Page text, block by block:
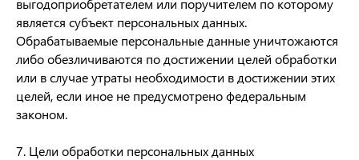
является субъект персональных данных.
Обрабатываемые персональные данные уничтожаются
либо обезличиваются по достижении целей обработки
или в случае утраты необходимости в достижении этих
целей, если иное не предусмотрено федеральным
законом.
7. Цели обработки персональных данных